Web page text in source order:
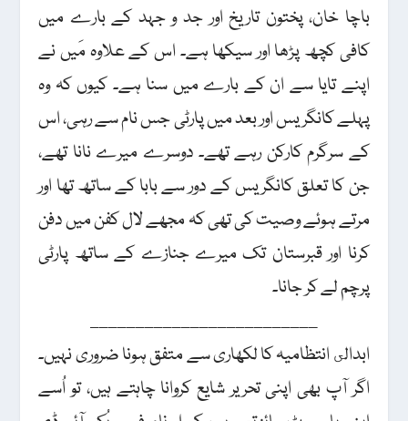
باچا خان، پختون تاریخ اور جد و جہد کے بارے میں
کافی کچھ پڑھا اور سیکھا ہے۔ اس کے علاوہ مَیں نے
اپنے تایا سے ان کے بارے میں سنا ہے۔ کیوں کہ وہ
پہلے کانگریس اور بعد میں پارٹی جس نام سے رہی، اس
کے سرگرم کارکن رہے تھے۔ دوسرے میرے نانا تھے،
جن کا تعلق کانگریس کے دور سے بابا کے ساتھ تھا اور
مرتے ہوئے وصیت کی تھی کہ مجھے لال کفن میں دفن
کرنا اور قبرستان تک میرے جنازے کے ساتھ پارٹی
پرچم لے کر جانا۔
_________________________
ابدالى انتظامیہ کا لکھاری سے متفق ہونا ضروری نہیں۔
اگر آپ بھی اپنی تحریر شایع کروانا چاہتے ہیں، تو اُسے